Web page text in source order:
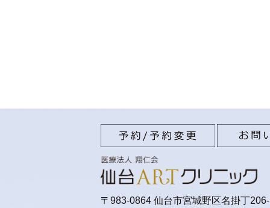
〒983-0864 仙台市宮城野区名掛丁